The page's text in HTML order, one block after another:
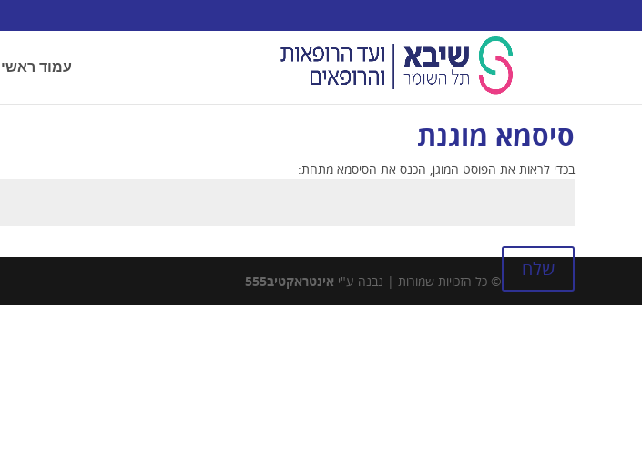
עמוד ראשי
סיסמא מוגנת
בכדי לראות את הפוסט המוגן, הכנס את הסיסמא מתחת:
שלח
© כל הזכויות שמורות | נבנה ע"י אינטראקטיב555